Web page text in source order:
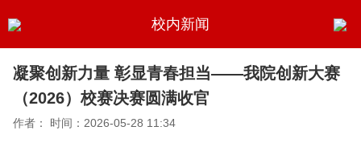
校内新闻
凝聚创新力量 彰显青春担当——我院创新大赛
（2026）校赛决赛圆满收官
作者： 时间：2026-05-28 11:34